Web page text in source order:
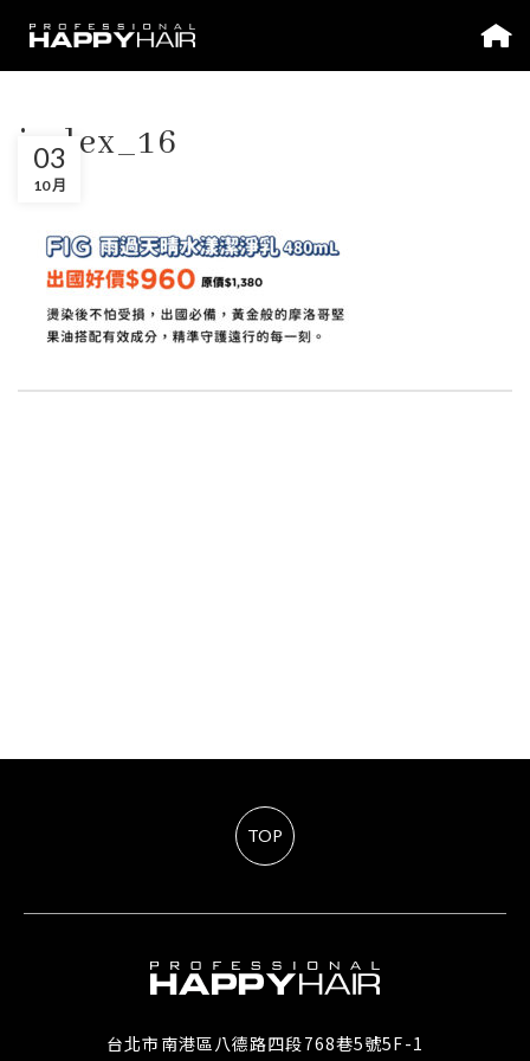
index_16
03
10 月
TOP
台北市南港區八德路四段768巷5號5F-1